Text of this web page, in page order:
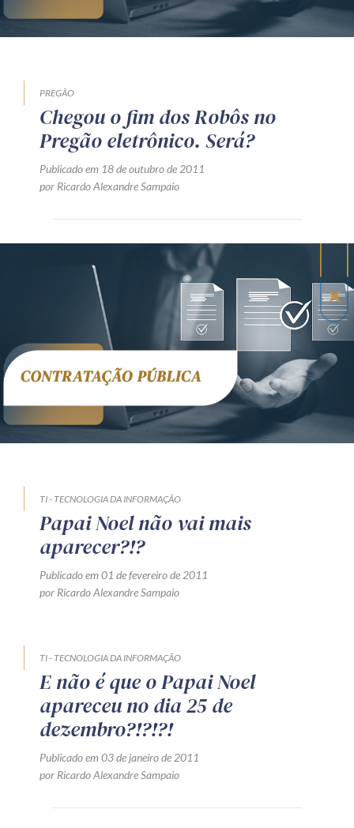
PREGÃO
Chegou o fim dos Robôs no
Pregão eletrônico. Será?
Publicado em 18 de outubro de 2011
por Ricardo Alexandre Sampaio
TI - TECNOLOGIA DA INFORMAÇÃO
Papai Noel não vai mais
aparecer?!?
Publicado em 01 de fevereiro de 2011
por Ricardo Alexandre Sampaio
TI - TECNOLOGIA DA INFORMAÇÃO
E não é que o Papai Noel
apareceu no dia 25 de
dezembro?!?!?!
Publicado em 03 de janeiro de 2011
por Ricardo Alexandre Sampaio